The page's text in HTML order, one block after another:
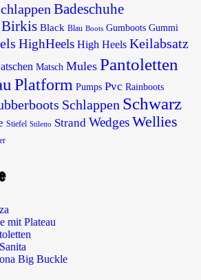
Badeschuhe
Birkis Black Blau Boots Gumboots Gummi
HighHeels High Heels Keilabsatz
Matsch Mules Pantoletten
Platform Pumps Pvc Rainboots
Schlappen Schwarz
Stiefel Stiletto Strand WedgesWellies
mit Plateau
Big Buckle